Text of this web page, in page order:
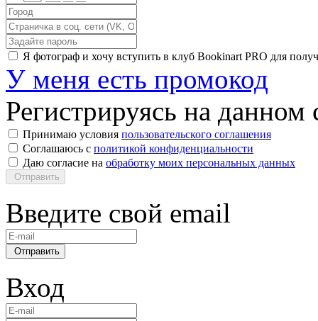
Я фотограф и хочу вступить в клуб Bookinart PRO для
У меня есть промокод
Регистрируясь на данном
Принимаю условия пользовательского соглашения
Соглашаюсь с политикой конфиденциальности
Даю согласие на обработку моих персональных данных
Отправить
Введите свой email
Отправить
Вход